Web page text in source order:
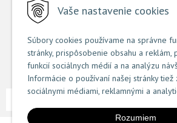
Vaše nastavenie cookies
Súbory cookies používame na správne
stránky, prispôsobenie obsahu a reklám,
funkcií sociálnych médií a na analýzu
Informácie o používaní našej stránky tiež
sociálnymi médiami, reklamnými a
Rozumiem
Predajne
TU nájdete zoznam našich